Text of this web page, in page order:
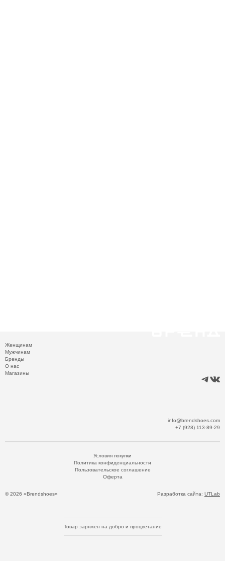
Женщинам
Мужчинам
Бренды
О нас
Магазины
info@brendshoes.com
+7 (928) 113-89-29
© 2026 «Brendshoes»
Условия покупки
Политика конфиденциальности
Пользовательское соглашение
Оферта
Разработка сайта: UTLab
Товар заряжен на добро и процветание